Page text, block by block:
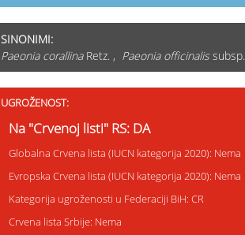
SINONIMI:
Paeonia corallinaRetz. , Paeonia officinalissubsp.
UGROŽENOST:
Na "Crvenoj listi" RS: DA
Globalna Crvena lista (IUCN kategorija 2020): Nema
Evropska Crvena lista (IUCN kategorija 2020): Nema
Kategorija ugroženosti u Federaciji BiH: CR
Crvena lista Srbije: Nema